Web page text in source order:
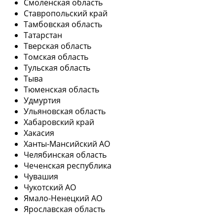
Смоленская область
Ставропольский край
Тамбовская область
Татарстан
Тверская область
Томская область
Тульская область
Тыва
Тюменская область
Удмуртия
Ульяновская область
Хабаровский край
Хакасия
Ханты-Мансийский АО
Челябинская область
Чеченская республика
Чувашия
Чукотский АО
Ямало-Ненецкий АО
Ярославская область